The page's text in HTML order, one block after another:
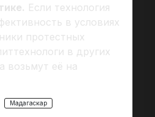
Если технология
в условиях
протестных
в других
возьмут её на
Мадагаскар